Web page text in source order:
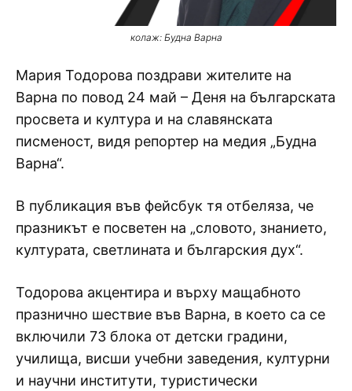
колаж: Будна Варна
Мария Тодорова поздрави жителите на
Варна по повод 24 май – Деня на българската
просвета и култура и на славянската
писменост, видя репортер на медия „Будна
Варна“.
В публикация във фейсбук тя отбеляза, че
празникът е посветен на „словото, знанието,
културата, светлината и българския дух“.
Тодорова акцентира и върху мащабното
празнично шествие във Варна, в което са се
включили 73 блока от детски градини,
училища, висши учебни заведения, културни
и научни институти, туристически